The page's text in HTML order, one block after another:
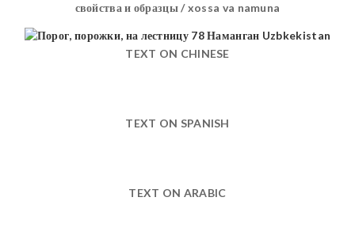
свойства и образцы / xossa va namuna
TEXT ON CHINESE
TEXT ON SPANISH
TEXT ON ARABIC